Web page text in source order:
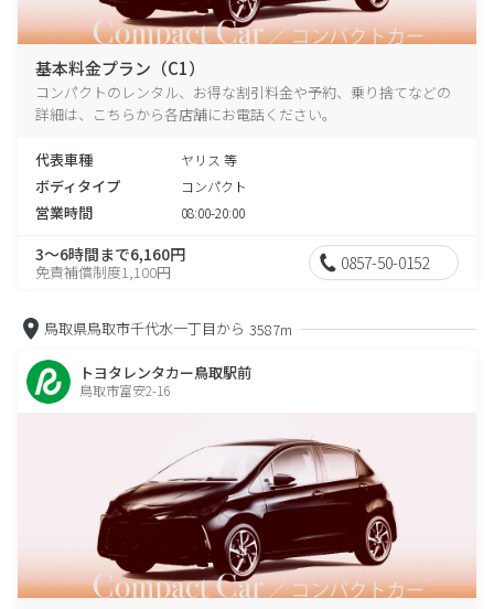
基本料金プラン（C1）
コンパクトのレンタル、お得な割引料金や予約、乗り捨てなどの
詳細は、こちらから各店舗にお電話ください。
代表車種 ヤリス 等
ボディタイプ コンパクト
営業時間 08:00-20:00
3～6時間まで6,160円
免責補償制度1,100円 0857-50-0152
鳥取県鳥取市千代水一丁目から 3587m
トヨタレンタカー鳥取駅前
鳥取市富安2-16